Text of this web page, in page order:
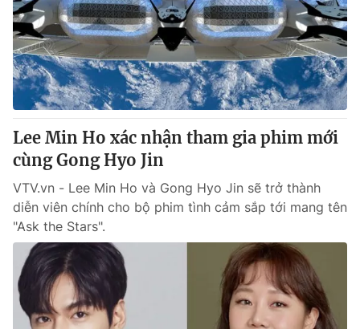
Lee Min Ho xác nhận tham gia phim mới
cùng Gong Hyo Jin
VTV.vn - Lee Min Ho và Gong Hyo Jin sẽ trở thành
diễn viên chính cho bộ phim tình cảm sắp tới mang tên
"Ask the Stars".